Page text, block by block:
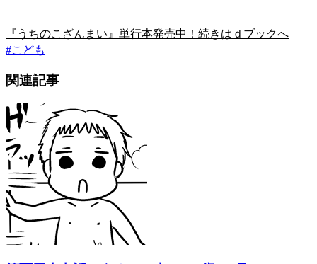
『うちのこざんまい』単行本発売中！続きはｄブックへ
#こども
関連記事